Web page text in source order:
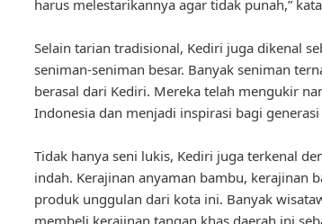
harus melestarikannya agar tidak punah,”
Selain tarian tradisional, Kediri juga dikenal
seniman-seniman besar. Banyak seniman
berasal dari Kediri. Mereka telah mengukir
Indonesia dan menjadi inspirasi bagi
Tidak hanya seni lukis, Kediri juga terkenal
indah. Kerajinan anyaman bambu, kerajinan
produk unggulan dari kota ini. Banyak